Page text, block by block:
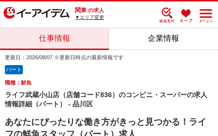
関東 の求人
▼エリア変更
仕事情報 企業情報
更新日：2026/08/07 ※更新日時点の最新情報です
パート
職種：鮮魚
ライフ武蔵小山店（店舗コード836）のコンビニ・スーパーの求人
情報詳細（パート） - 品川区
あなたにぴったりな働き方がきっと見つかる！ライ
フの鮮魚スタッフ（パート）求人